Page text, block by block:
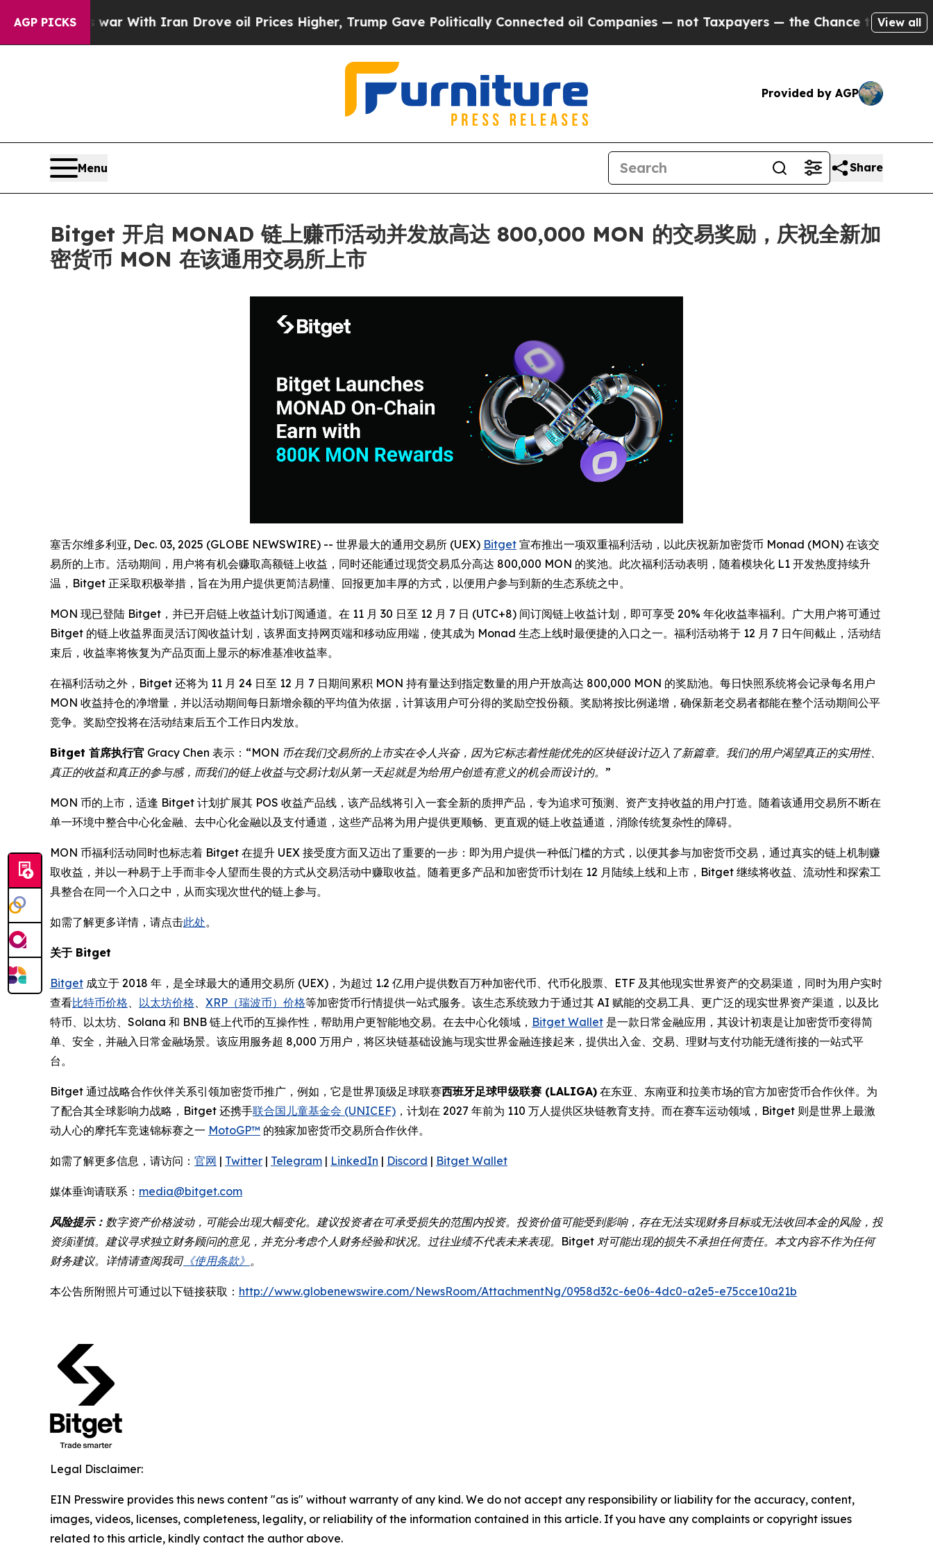
AGP PICKS
As war With Iran Drove oil Prices Higher, Trump Gave Politically Connected oil Companies — not Taxpayers — the Chance to Cash in onView all
Provided by AGP
Menu Share
Bitget 开启 MONAD 链上赚币活动并发放高达 800,000 MON 的交易奖励，庆祝全新加
密货币 MON 在该通用交易所上市
塞舌尔维多利亚, Dec. 03, 2025 (GLOBE NEWSWIRE) -- 世界最大的通用交易所 (UEX) Bitget 宣布推出一项双重福利活动，以此庆祝新加密货币 Monad (MON) 在该交
易所的上市。活动期间，用户将有机会赚取高额链上收益，同时还能通过现货交易瓜分高达 800,000 MON 的奖池。此次福利活动表明，随着模块化 L1 开发热度持续升
温，Bitget 正采取积极举措，旨在为用户提供更简洁易懂、回报更加丰厚的方式，以便用户参与到新的生态系统之中。
MON 现已登陆 Bitget，并已开启链上收益计划订阅通道。在 11 月 30 日至 12 月 7 日 (UTC+8) 间订阅链上收益计划，即可享受 20% 年化收益率福利。广大用户将可通过
Bitget 的链上收益界面灵活订阅收益计划，该界面支持网页端和移动应用端，使其成为 Monad 生态上线时最便捷的入口之一。福利活动将于 12 月 7 日午间截止，活动结
束后，收益率将恢复为产品页面上显示的标准基准收益率。
在福利活动之外，Bitget 还将为 11 月 24 日至 12 月 7 日期间累积 MON 持有量达到指定数量的用户开放高达 800,000 MON 的奖励池。每日快照系统将会记录每名用户
MON 收益持仓的净增量，并以活动期间每日新增余额的平均值为依据，计算该用户可分得的奖励空投份额。奖励将按比例递增，确保新老交易者都能在整个活动期间公平
竞争。奖励空投将在活动结束后五个工作日内发放。
Bitget 首席执行官 Gracy Chen 表示： “MON 币在我们交易所的上市实在令人兴奋，因为它标志着性能优先的区块链设计迈入了新篇章。我们的用户渴望真正的实用性、
真正的收益和真正的参与感，而我们的链上收益与交易计划从第一天起就是为给用户创造有意义的机会而设计的。”
MON 币的上市，适逢 Bitget 计划扩展其 POS 收益产品线，该产品线将引入一套全新的质押产品，专为追求可预测、资产支持收益的用户打造。随着该通用交易所不断在
单一环境中整合中心化金融、去中心化金融以及支付通道，这些产品将为用户提供更顺畅、更直观的链上收益通道，消除传统复杂性的障碍。
MON 币福利活动同时也标志着 Bitget 在提升 UEX 接受度方面又迈出了重要的一步：即为用户提供一种低门槛的方式，以便其参与加密货币交易，通过真实的链上机制赚
取收益，并以一种易于上手而非令人望而生畏的方式从交易活动中赚取收益。随着更多产品和加密货币计划在 12 月陆续上线和上市，Bitget 继续将收益、流动性和探索工
具整合在同一个入口之中，从而实现次世代的链上参与。
如需了解更多详情，请点击此处。
关于 Bitget
Bitget 成立于 2018 年，是全球最大的通用交易所 (UEX)，为超过 1.2 亿用户提供数百万种加密代币、代币化股票、ETF 及其他现实世界资产的交易渠道，同时为用户实时
查看比特币价格、 以太坊价格、 XRP（瑞波币）价格等加密货币行情提供一站式服务。该生态系统致力于通过其 AI 赋能的交易工具、更广泛的现实世界资产渠道，以及比
特币、以太坊、Solana 和 BNB 链上代币的互操作性，帮助用户更智能地交易。在去中心化领域， Bitget Wallet 是一款日常金融应用，其设计初衷是让加密货币变得简
单、安全，并融入日常金融场景。该应用服务超 8,000 万用户，将区块链基础设施与现实世界金融连接起来，提供出入金、交易、理财与支付功能无缝衔接的一站式平
台。
Bitget 通过战略合作伙伴关系引领加密货币推广，例如，它是世界顶级足球联赛西班牙足球甲级联赛 (LALIGA) 在东亚、东南亚和拉美市场的官方加密货币合作伙伴。为
了配合其全球影响力战略，Bitget 还携手联合国儿童基金会 (UNICEF) ，计划在 2027 年前为 110 万人提供区块链教育支持。而在赛车运动领域，Bitget 则是世界上最激
动人心的摩托车竞速锦标赛之一 MotoGP™ 的独家加密货币交易所合作伙伴。
如需了解更多信息，请访问： 官网 | Twitter | Telegram | LinkedIn | Discord | Bitget Wallet
媒体垂询请联系： media@bitget.com
风险提示： 数字资产价格波动，可能会出现大幅变化。建议投资者在可承受损失的范围内投资。投资价值可能受到影响，存在无法实现财务目标或无法收回本金的风险，投
资须谨慎。建议寻求独立财务顾问的意见，并充分考虑个人财务经验和状况。过往业绩不代表未来表现。Bitget 对可能出现的损失不承担任何责任。本文内容不作为任何
财务建议。详情请查阅我司《使用条款》 。
本公告所附照片可通过以下链接获取： http://www.globenewswire.com/NewsRoom/AttachmentNg/0958d32c-6e06-4dc0-a2e5-e75cce10a21b
Legal Disclaimer:
EIN Presswire provides this news content "as is" without warranty of any kind. We do not accept any responsibility or liability for the accuracy, content,
images, videos, licenses, completeness, legality, or reliability of the information contained in this article. If you have any complaints or copyright issues
related to this article, kindly contact the author above.